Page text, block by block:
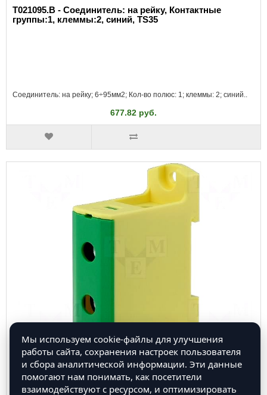
T021095.B - Соединитель: на рейку, Контактные
группы:1, клеммы:2, синий, TS35
Соединитель: на рейку; 6÷95мм2; Кол-во полюс: 1; клеммы: 2; синий..
677.82 руб.
Соединения шинные]
T021095.YG - Соединитель: на рейку, Контактные
группы:1, клеммы:2, 6÷95 мм2
Мы используем cookie-файлы для улучшения
работы сайта, сохранения настроек пользователя
и сбора аналитической информации. Эти данные
помогают нам понимать, как посетители
взаимодействуют с ресурсом, и оптимизировать